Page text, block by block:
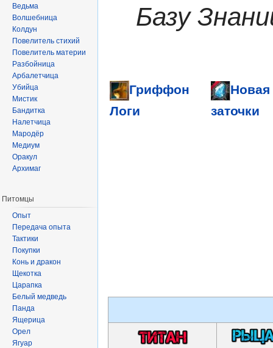
Базу
Гриффон
Логи
Новая
заточки
Ведьма
Волшебница
Колдун
Повелитель стихий
Повелитель материи
Разбойница
Арбалетчица
Убийца
Мистик
Бандитка
Налетчица
Мародёр
Медиум
Оракул
Архимаг
Питомцы
Опыт
Передача опыта
Тактики
Покупки
Конь и дракон
Щекотка
Царапка
Белый медведь
Панда
Ящерица
Орел
Ягуар